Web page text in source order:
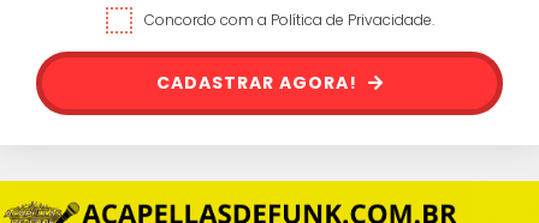
Concordo com a Política de Privacidade.
CADASTRAR AGORA!